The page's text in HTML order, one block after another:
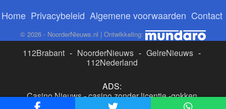
Home Privacybeleid Algemene voorwaarden Contact
© 2026 - NoorderNieuws.nl | Ontwikkeling:
112Brabant - NoorderNieuws - GelreNieuws -
112Nederland
ADS:
Casino Nieuws-casino zonder licentie-gokken
buitenlandse site
beste online casino nederland